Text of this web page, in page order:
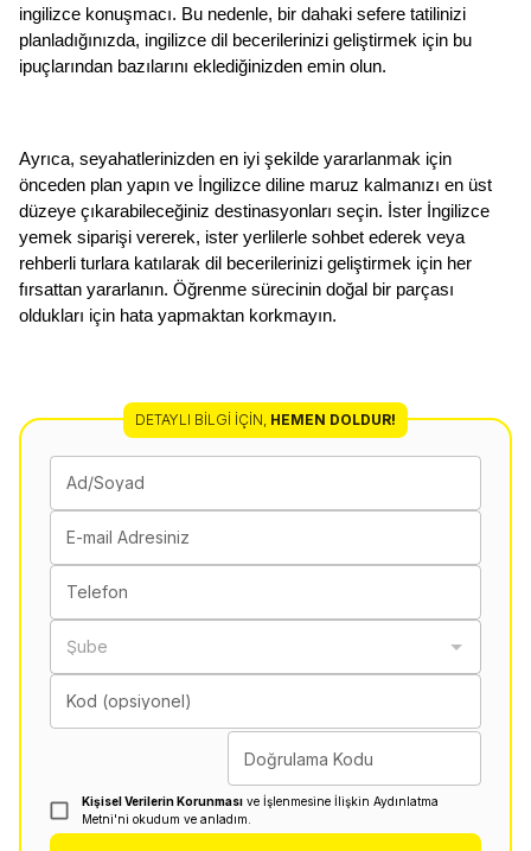
ingilizce konuşmacı. Bu nedenle, bir dahaki sefere tatilinizi
planladığınızda, ingilizce dil becerilerinizi geliştirmek için bu
ipuçlarından bazılarını eklediğinizden emin olun.
Ayrıca, seyahatlerinizden en iyi şekilde yararlanmak için
önceden plan yapın ve İngilizce diline maruz kalmanızı en üst
düzeye çıkarabileceğiniz destinasyonları seçin. İster İngilizce
yemek siparişi vererek, ister yerlilerle sohbet ederek veya
rehberli turlara katılarak dil becerilerinizi geliştirmek için her
fırsattan yararlanın. Öğrenme sürecinin doğal bir parçası
oldukları için hata yapmaktan korkmayın.
DETAYLI BILGI İÇIN, HEMEN DOLDUR!
Ad/Soyad
E-mail Adresiniz
Telefon
Şube
Kod (opsiyonel)
Doğrulama Kodu
Kişisel Verilerin Korunması ve İşlenmesine İlişkin Aydınlatma
Metni'ni okudum ve anladım.